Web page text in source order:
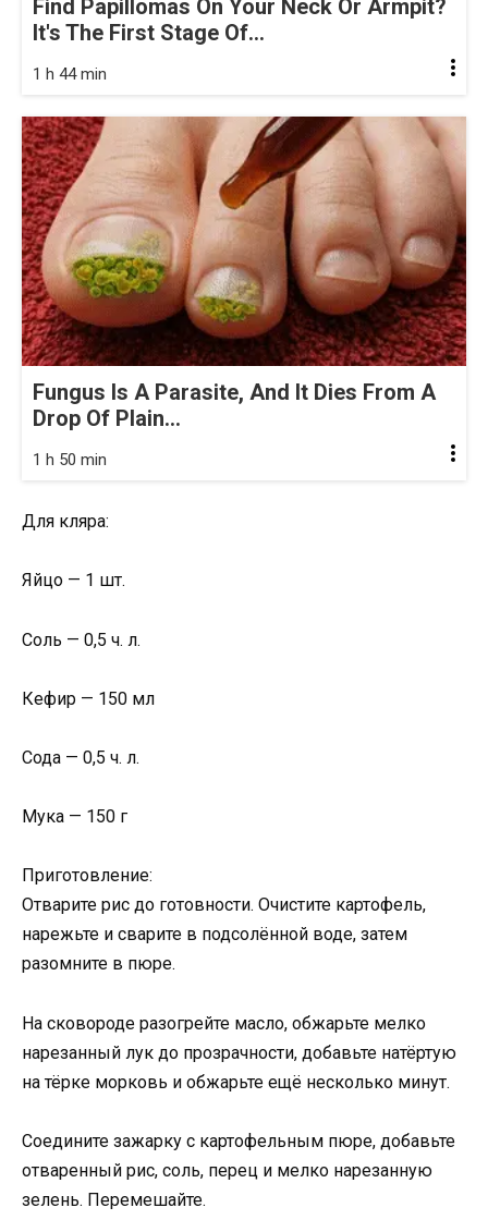
Find Papillomas On Your Neck Or Armpit?
It's The First Stage Of...
1 h 44 min
Fungus Is A Parasite, And It Dies From A
Drop Of Plain...
1 h 50 min
Для кляра:
Яйцо — 1 шт.
Соль — 0,5 ч. л.
Кефир — 150 мл
Сода — 0,5 ч. л.
Мука — 150 г
Приготовление:
Отварите рис до готовности. Очистите картофель,
нарежьте и сварите в подсолённой воде, затем
разомните в пюре.
На сковороде разогрейте масло, обжарьте мелко
нарезанный лук до прозрачности, добавьте натёртую
на тёрке морковь и обжарьте ещё несколько минут.
Соедините зажарку с картофельным пюре, добавьте
отваренный рис, соль, перец и мелко нарезанную
зелень. Перемешайте.